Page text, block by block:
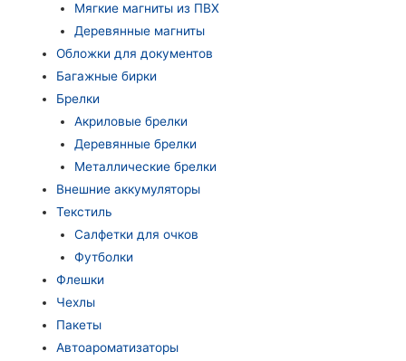
Мягкие магниты из ПВХ
Деревянные магниты
Обложки для документов
Багажные бирки
Брелки
Акриловые брелки
Деревянные брелки
Металлические брелки
Внешние аккумуляторы
Текстиль
Салфетки для очков
Футболки
Флешки
Чехлы
Пакеты
Автоароматизаторы